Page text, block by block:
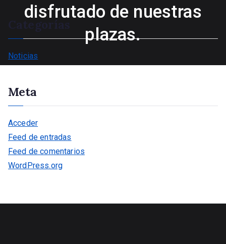
disfrutado de nuestras
plazas.
Categorías
Noticias
Meta
Acceder
Feed de entradas
Feed de comentarios
WordPress.org